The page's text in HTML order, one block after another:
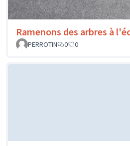
Ramenons des arbres à
PERROTIN
0 0